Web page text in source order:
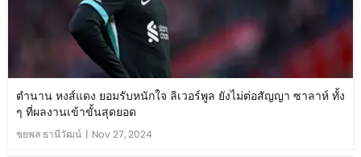
ตำนาน หงส์แดง ยอมรับหนักใจ ลิเวอร์พูล ยังไม่ต่อสัญญา ซาลาห์ ทั้ง
ๆ ที่ผลงานเข้าขั้นสุดยอด
ชยพล ธานีวัฒน์ | Nov 27, 2024